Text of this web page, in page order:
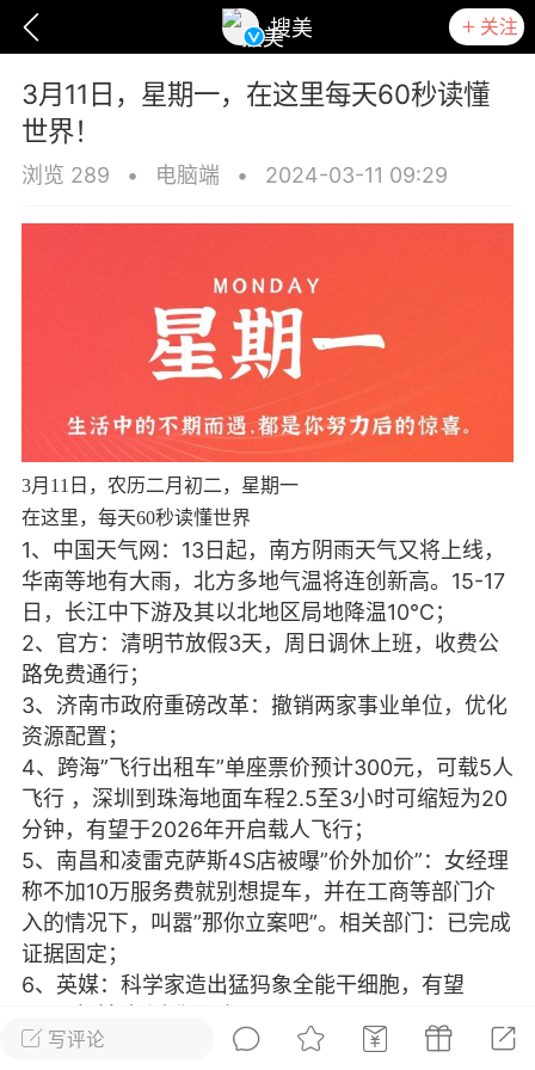
搜美 关注
爆汗熊 卡卡动能素 无创溶斑术
美业357 芯诗妍 卡卡美业
每次200金币 点击购买
师 小熊水光
脂
卡卡动能素
皇斯普拉雅
建术
DRYY面膜 微晶溶斑术
爆款平台 Lv.8 靓号
加盟商
26 23:18
电脑端 美业资讯
闪充小白罐
本/双效闪充，养出紧致小白脸！一、项
充小白罐 = 闪充大白肌（仪器）× 草本
产品）×极光嫩肤啫喱（产品）这是一套
护...写评论
3月11日，星期一，在这里每天60秒读懂
世界！
浏览 289 • 电脑端 • 2024-03-11 09:29
3月11日，农历二月初二，星期一
在这里，每天60秒读懂世界
1、中国天气网：13日起，南方阴雨天气又将上线，
华南等地有大雨，北方多地气温将连创新高。15-17
日，长江中下游及其以北地区局地降温10℃；
2、官方：清明节放假3天，周日调休上班，收费公
路免费通行；
3、济南市政府重磅改革：撤销两家事业单位，优化
资源配置；
4、跨海”飞行出租车”单座票价预计300元，可载5人
飞行 ，深圳到珠海地面车程2.5至3小时可缩短为20
分钟，有望于2026年开启载人飞行；
5、南昌和凌雷克萨斯4S店被曝”价外加价”：女经理
称不加10万服务费就别想提车，并在工商等部门介
入的情况下，叫嚣”那你立案吧”。相关部门：已完成
证据固定；
6、英媒：科学家造出猛犸象全能干细胞，有望
7、法拉第未来宣布召回去年生产的所有FF91汽车：